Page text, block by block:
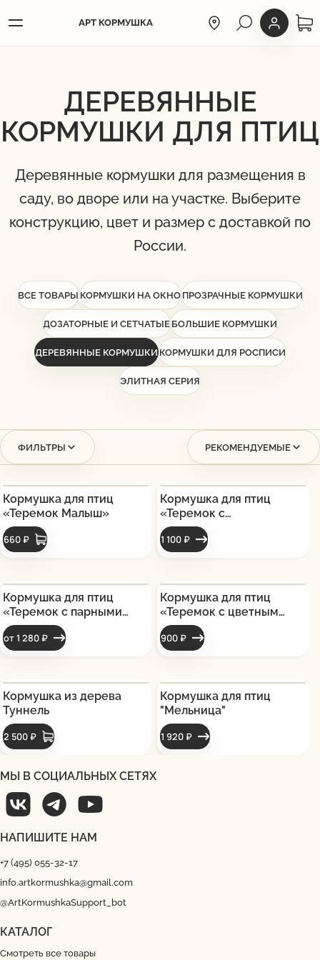
Меню
АРТ КОРМУШКА ГОРОД КОЛУМБУС
ЛИЧНЫЙ
ДЕРЕВЯННЫЕ
КОРМУШКИ ДЛЯ ПТИЦ
Деревянные кормушки для размещения в
саду, во дворе или на участке. Выберите
конструкцию, цвет и размер с доставкой по
России.
ВСЕ ТОВАРЫКОРМУШКИ НА ОКНОПРОЗРАЧНЫЕ КОРМУШКИ
ДОЗАТОРНЫЕ И СЕТЧАТЫЕБОЛЬШИЕ КОРМУШКИ
ДЕРЕВЯННЫЕ КОРМУШКИ КОРМУШКИ ДЛЯ РОСПИСИ
ЭЛИТНАЯ СЕРИЯ
ФИЛЬТРЫ РЕКОМЕНДУЕМЫЕ
Кормушка для птиц
«Теремок Малыш»
660 ₽
Кормушка для птиц
«Теремок с
гравировкой»
1 100 ₽
Кормушка для птиц
«Теремок с парными
фигурками птиц»
от 1 280 ₽
Кормушка для птиц
«Теремок с цветным
декором»
900 ₽
Кормушка из дерева
Туннель
2 500 ₽
Кормушка для птиц
"Мельница"
1 920 ₽
МЫ В СОЦИАЛЬНЫХ СЕТЯХ
НАПИШИТЕ НАМ
+7 (495) 055-32-17
info.artkormushka@gmail.com
@ArtKormushkaSupport_bot
КАТАЛОГ
Смотреть все товары